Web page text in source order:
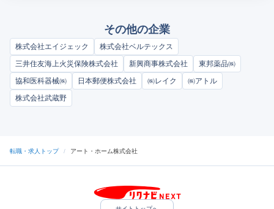
その他の企業
株式会社エイジェック
株式会社ベルテックス
三井住友海上火災保険株式会社
新興商事株式会社
東邦薬品㈱
協和医科器械㈱
日本郵便株式会社 ㈱レイク
㈱アトル
株式会社武蔵野
転職・求人トップ / アート・ホーム株式会社